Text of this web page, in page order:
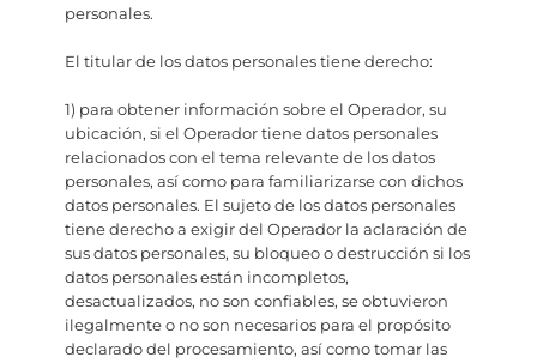
personales.
El titular de los datos personales tiene derecho:
1) para obtener información sobre el Operador, su
ubicación, si el Operador tiene datos personales
relacionados con el tema relevante de los datos
personales, así como para familiarizarse con dichos
datos personales. El sujeto de los datos personales
tiene derecho a exigir del Operador la aclaración de
sus datos personales, su bloqueo o destrucción si los
datos personales están incompletos,
desactualizados, no son confiables, se obtuvieron
ilegalmente o no son necesarios para el propósito
declarado del procesamiento, así como tomar las